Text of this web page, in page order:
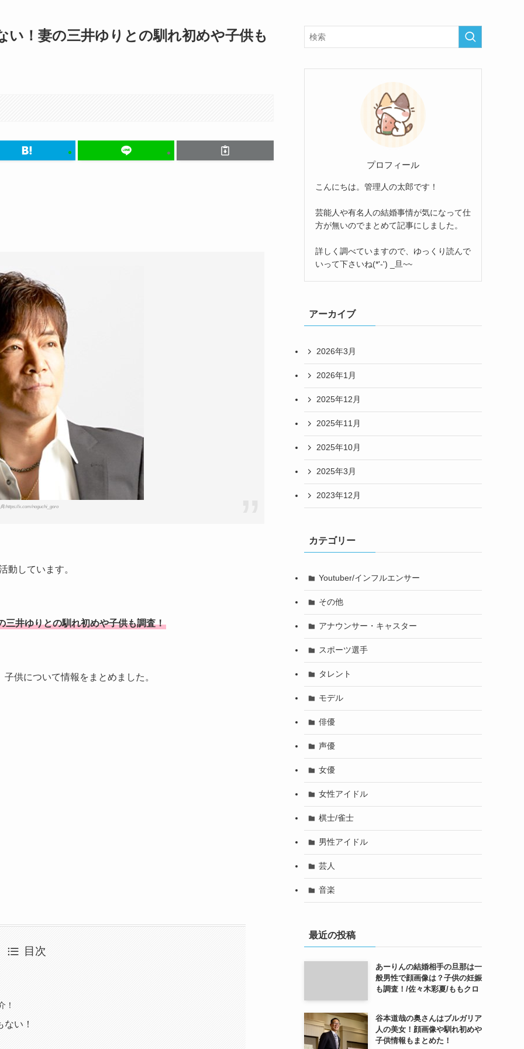
い！妻の三井ゆりとの馴れ初めや子供も
:https://x.com/noguchi_goro
動しています。
三井ゆりとの馴れ初めや子供も調査！
供について情報をまとめました。
目次
！
い！
プロフィール
こんにちは。管理人の太郎です！
芸能人や有名人の結婚事情が気になって仕
方が無いのでまとめて記事にしました。
詳しく調べていますので、ゆっくり読んで
いって下さいね(*'-') _旦~~
アーカイブ
2026年3月
2026年1月
2025年12月
2025年11月
2025年10月
2025年3月
2023年12月
カテゴリー
Youtuber/インフルエンサー
その他
アナウンサー・キャスター
スポーツ選手
タレント
モデル
俳優
声優
女優
女性アイドル
棋士/雀士
男性アイドル
芸人
音楽
最近の投稿
あーりんの結婚相手の旦那は一
般男性で顔画像は？子供の妊娠
も調査！/佐々木彩夏/ももクロ
谷本道哉の奥さんはブルガリア
人の美女！顔画像や馴れ初めや
子供情報もまとめた！